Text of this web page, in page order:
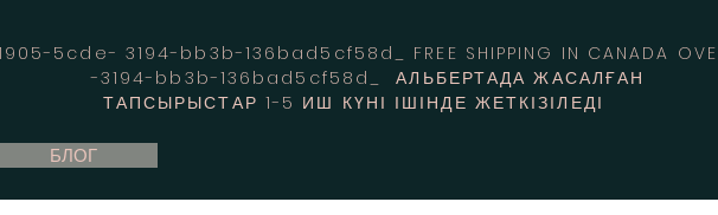
5cde- 3194-bb3b-136bad5cf58d_ FREE SHIPPING IN CANADA
-3194-bb3b-136bad5cf58d_ АЛЬБЕРТАДА ЖАСАЛҒАН
ТАПСЫРЫСТАР 1-5 ИШ КҮНІ ІШІНДЕ ЖЕТКІЗІЛЕДІ
БЛОГ